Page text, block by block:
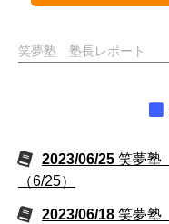
笑夢塾 塾長レポート
2023/06/25 笑夢塾
（6/25）
2023/06/18 笑夢塾